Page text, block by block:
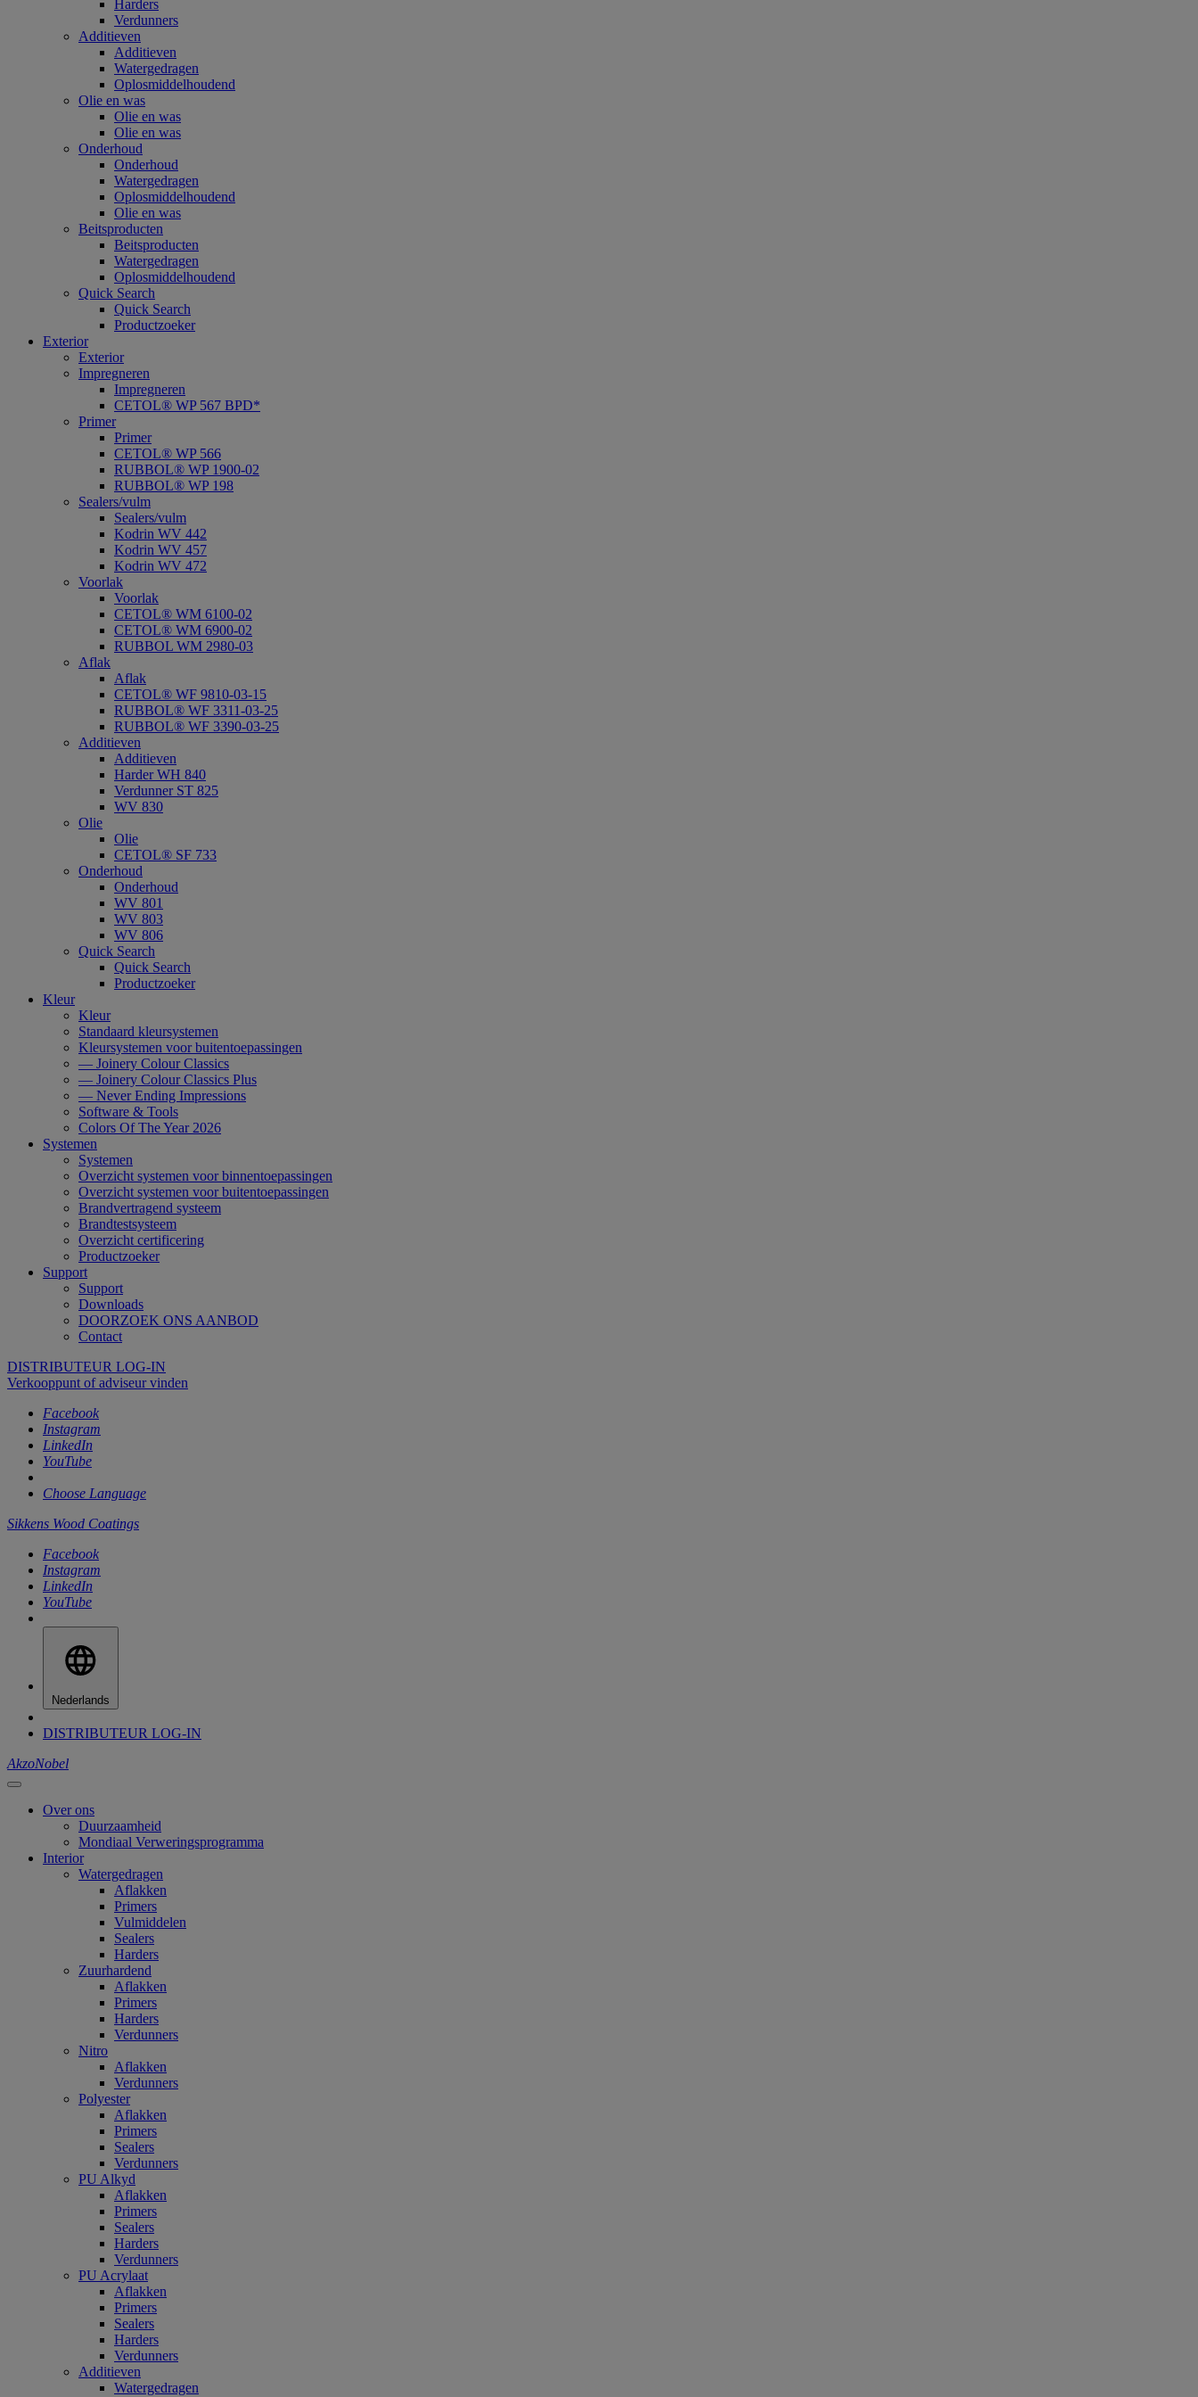
Harders
Verdunners
Additieven
Additieven
Watergedragen
Oplosmiddelhoudend
Olie en was
Olie en was
Olie en was
Onderhoud
Onderhoud
Watergedragen
Oplosmiddelhoudend
Olie en was
Beitsproducten
Beitsproducten
Watergedragen
Oplosmiddelhoudend
Quick Search
Quick Search
Productzoeker
Exterior
Exterior
Impregneren
Impregneren
CETOL® WP 567 BPD*
Primer
Primer
CETOL® WP 566
RUBBOL® WP 1900-02
RUBBOL® WP 198
Sealers/vulm
Sealers/vulm
Kodrin WV 442
Kodrin WV 457
Kodrin WV 472
Voorlak
Voorlak
CETOL® WM 6100-02
CETOL® WM 6900-02
RUBBOL WM 2980-03
Aflak
Aflak
CETOL® WF 9810-03-15
RUBBOL® WF 3311-03-25
RUBBOL® WF 3390-03-25
Additieven
Additieven
Harder WH 840
Verdunner ST 825
WV 830
Olie
Olie
CETOL® SF 733
Onderhoud
Onderhoud
WV 801
WV 803
WV 806
Quick Search
Quick Search
Productzoeker
Kleur
Kleur
Standaard kleursystemen
Kleursystemen voor buitentoepassingen
— Joinery Colour Classics
— Joinery Colour Classics Plus
— Never Ending Impressions
Software & Tools
Colors Of The Year 2026
Systemen
Systemen
Overzicht systemen voor binnentoepassingen
Overzicht systemen voor buitentoepassingen
Brandvertragend systeem
Brandtestsysteem
Overzicht certificering
Productzoeker
Support
Support
Downloads
DOORZOEK ONS AANBOD
Contact
DISTRIBUTEUR LOG-IN
Verkooppunt of adviseur vinden
Facebook
Instagram
LinkedIn
YouTube
Choose Language
Sikkens Wood Coatings
Facebook
Instagram
LinkedIn
YouTube
Nederlands
DISTRIBUTEUR LOG-IN
AkzoNobel
Over ons
Duurzaamheid
Mondiaal Verweringsprogramma
Interior
Watergedragen
Aflakken
Primers
Vulmiddelen
Sealers
Harders
Zuurhardend
Aflakken
Primers
Harders
Verdunners
Nitro
Aflakken
Verdunners
Polyester
Aflakken
Primers
Sealers
Verdunners
PU Alkyd
Aflakken
Primers
Sealers
Harders
Verdunners
PU Acrylaat
Aflakken
Primers
Sealers
Harders
Verdunners
Additieven
Watergedragen